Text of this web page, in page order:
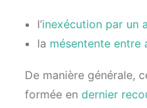
l’inexécution par un
la mésentente entre
De manière générale,
formée en dernier